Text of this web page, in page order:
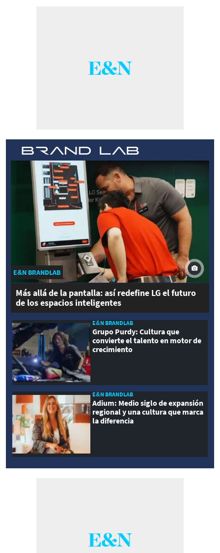
E&N BRANDLAB
Más allá de la pantalla: así redefine LG el futuro
de los espacios inteligentes
E&N BRANDLAB
Grupo Purdy: Cultura que
convierte el talento en motor de
crecimiento
E&N BRANDLAB
Adium: Medio siglo de expansión
regional y una cultura que marca
la diferencia